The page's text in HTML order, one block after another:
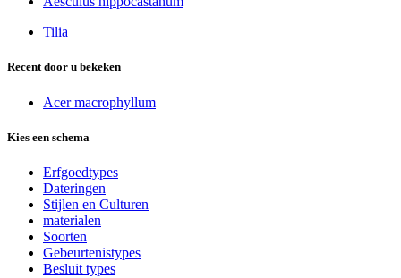
Tilia
Recent door u bekeken
Acer macrophyllum
Kies een schema
Erfgoedtypes
Dateringen
Stijlen en Culturen
materialen
Soorten
Gebeurtenistypes
Besluit types